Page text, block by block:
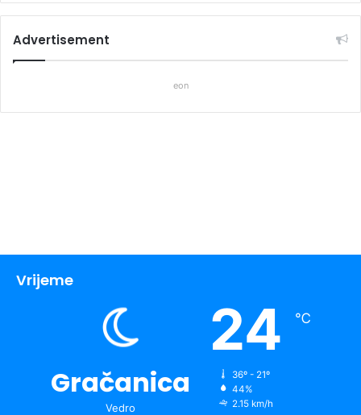
Advertisement
eon
Vrijeme
Gračanica
Vedro
24 ℃
36º - 21º
44%
2.15 km/h